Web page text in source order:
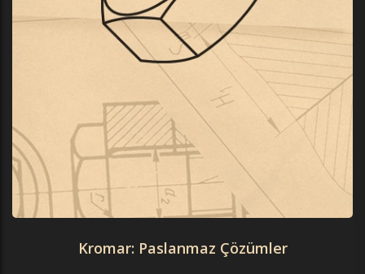
Kromar: Paslanmaz Çözümler